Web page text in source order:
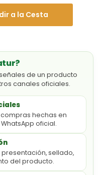
a la Cesta
de un producto
canales oficiales.
hechas en
oficial.
sellado,
del producto.